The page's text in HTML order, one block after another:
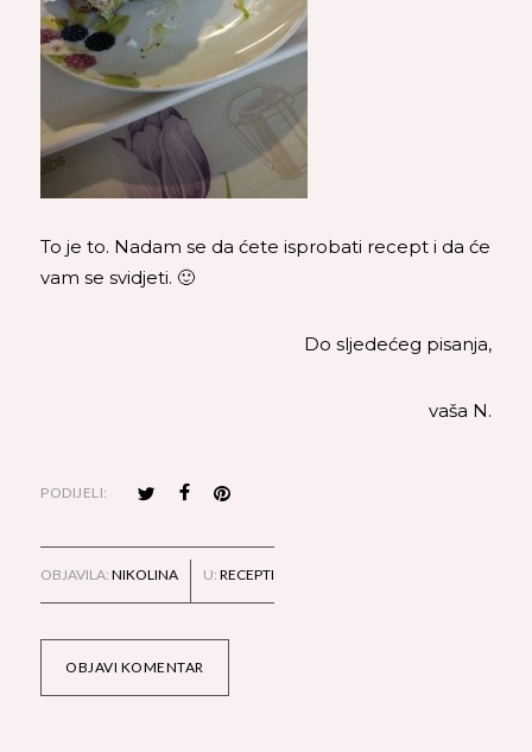
To je to. Nadam se da ćete isprobati recept i da će
vam se svidjeti. 🙂
Do sljedećeg pisanja,
vaša N.
PODIJELI:
OBJAVI KOMENTAR
OBJAVILA: NIKOLINA U: RECEPTI